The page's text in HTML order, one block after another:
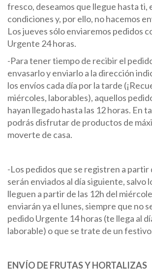
fresco, deseamos que llegue hasta ti,
condiciones y, por ello, no hacemos
Los jueves sólo enviaremos pedidos
Urgente 24 horas.
-Para tener tiempo de recibir el
envasarlo y enviarlo a la dirección
los envíos cada día por la tarde
miércoles, laborables), aquellos
hayan llegado hasta las 12 horas. En
podrás disfrutar de productos de
moverte de casa.
-Los pedidos que se registren a partir
serán enviados al día siguiente, salvo
lleguen a partir de las 12h del
enviarán ya el lunes, siempre que no
pedido Urgente 14 horas (te llega al
laborable) o que se trate de un
ENVÍO DE FRUTAS Y HORTALIZAS